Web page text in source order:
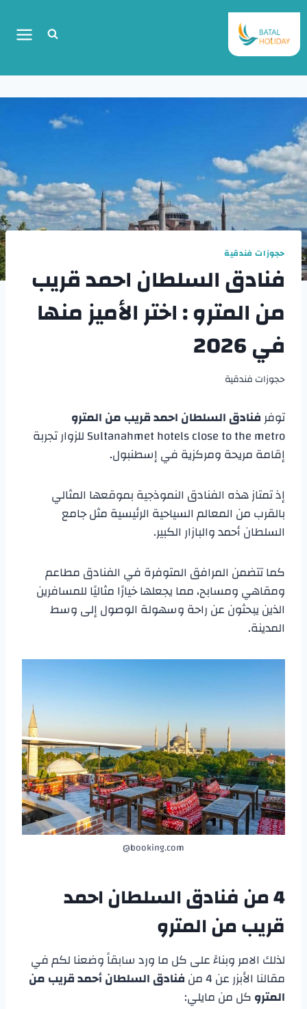
حجوزات فندقية
فنادق السلطان احمد قريب
من المترو : اختر الأميز منها
في 2026
حجوزات فندقية
توفرفنادق السلطان احمد قريب من المترو
Sultanahmet hotels close to the metro للزوار تجربة
إقامة مريحة ومركزية في إسطنبول.
إذ تمتاز هذه الفنادق النموذجية بموقعها المثالي
بالقرب من المعالم السياحية الرئيسية مثل جامع
السلطان أحمد والبازار الكبير.
كما تتضمن المرافق المتوفرة في الفنادق مطاعم
ومقاهي ومسابح، مما يجعلها خيارًا مثاليًا للمسافرين
الذين يبحثون عن راحة وسهولة الوصول إلى وسط
المدينة.
booking.com@
4 من
فنادق السلطان احمد
قريب من المترو
لذلك الامر وبناءً على كل ما ورد سابقاً وضعنا لكم في
مقالنا الأبزر عن 4 من
فنادق السلطان أحمد قريب من
المتروكل من مايلي: